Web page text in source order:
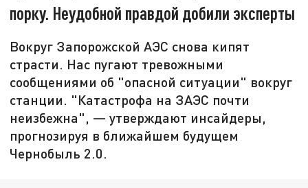
порку. Неудобной правдой добили эксперты
Вокруг Запорожской АЭС снова кипят
страсти. Нас пугают тревожными
сообщениями об "опасной ситуации" вокруг
станции. "Катастрофа на ЗАЭС почти
неизбежна", — утверждают инсайдеры,
прогнозируя в ближайшем будущем
Чернобыль 2.0.